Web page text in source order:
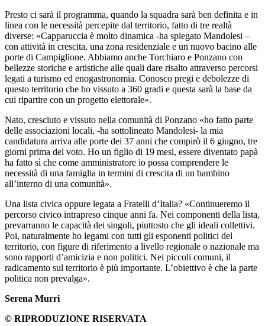
Presto ci sarà il programma, quando la squadra sarà ben definita e in
linea con le necessità percepite dal territorio, fatto di tre realtà
diverse: «Capparuccia è molto dinamica -ha spiegato Mandolesi –
con attività in crescita, una zona residenziale e un nuovo bacino alle
porte di Campiglione. Abbiamo anche Torchiaro e Ponzano con
bellezze storiche e artistiche alle quali dare risalto attraverso percorsi
legati a turismo ed enogastronomia. Conosco pregi e debolezze di
questo territorio che ho vissuto a 360 gradi e questa sarà la base da
cui ripartire con un progetto elettorale».
Nato, cresciuto e vissuto nella comunità di Ponzano «ho fatto parte
delle associazioni locali, -ha sottolineato Mandolesi- la mia
candidatura arriva alle porte dei 37 anni che compirò il 6 giugno, tre
giorni prima del voto. Ho un figlio di 19 mesi, essere diventato papà
ha fatto sì che come amministratore io possa comprendere le
necessità di una famiglia in termini di crescita di un bambino
all’interno di una comunità».
Una lista civica oppure legata a Fratelli d’Italia? «Continueremo il
percorso civico intrapreso cinque anni fa. Nei componenti della lista,
prevarranno le capacità dei singoli, piuttosto che gli ideali collettivi.
Poi, naturalmente ho legami con tutti gli esponenti politici del
territorio, con figure di riferimento a livello regionale o nazionale ma
sono rapporti d’amicizia e non politici. Nei piccoli comuni, il
radicamento sul territorio è più importante. L’obiettivo è che la parte
politica non prevalga».
Serena Murri
© RIPRODUZIONE RISERVATA